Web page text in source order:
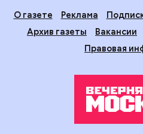
О газете Реклама
Архив газеты
Вакансии
Правовая